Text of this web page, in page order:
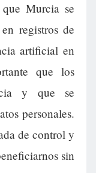
Murcia se
registros de
artificial en
que los
y que se
personales.
de control y
sin